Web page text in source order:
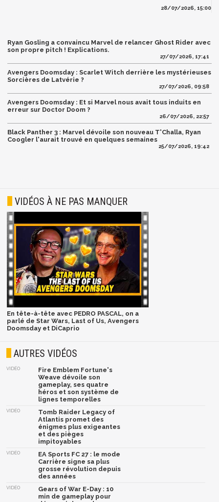
28/07/2026, 15:00
Ryan Gosling a convaincu Marvel de relancer Ghost Rider avec
son propre pitch ! Explications.
27/07/2026, 17:41
Avengers Doomsday : Scarlet Witch derrière les mystérieuses
Sorcières de Latvérie ?
27/07/2026, 09:58
Avengers Doomsday : Et si Marvel nous avait tous induits en
erreur sur Doctor Doom ?
26/07/2026, 22:57
Black Panther 3 : Marvel dévoile son nouveau T'Challa, Ryan
Coogler l'aurait trouvé en quelques semaines
25/07/2026, 19:42
VIDÉOS À NE PAS MANQUER
En tête-à-tête avec PEDRO PASCAL, on a
parlé de Star Wars, Last of Us, Avengers
Doomsday et DiCaprio
AUTRES VIDÉOS
VIDÉO
Fire Emblem Fortune's
Weave dévoile son
gameplay, ses quatre
héros et son système de
lignes temporelles
VIDÉO
Tomb Raider Legacy of
Atlantis promet des
énigmes plus exigeantes
et des pièges
impitoyables
VIDÉO
EA Sports FC 27 : le mode
Carrière signe sa plus
grosse révolution depuis
des années
VIDÉO
Gears of War E-Day : 10
min de gameplay pour